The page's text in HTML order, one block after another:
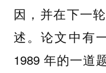
因，并在下一
述。论文中有
1989 年的一道